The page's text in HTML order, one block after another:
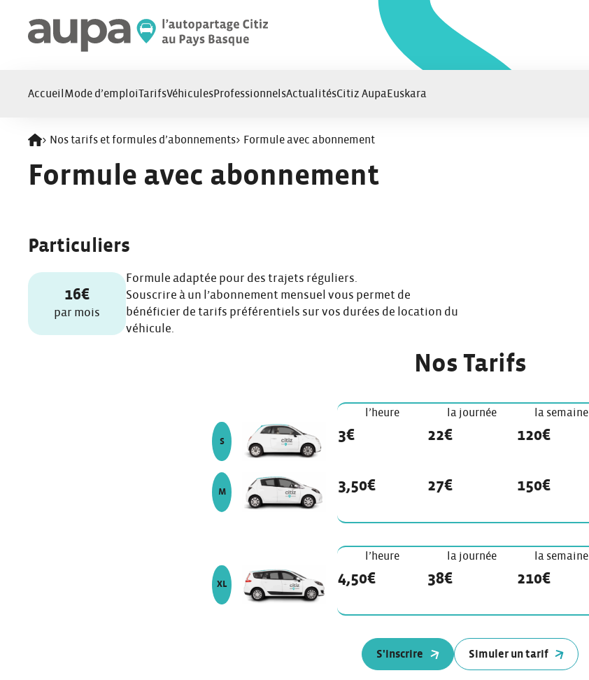
Accueil Mode d’emploiTarifsVéhiculesProfessionnelsActualitésCitiz Aupa Euskara
Retour à l'accueil
> Nos tarifs et formules d’abonnements> Formule avec abonnement
Formule avec abonnement
Particuliers
16€
par mois
Formule adaptée pour des trajets réguliers.
Souscrire à un l’abonnement mensuel vous permet de
bénéficier de tarifs préférentiels sur vos durées de location du
véhicule.
Nos Tarifs
l’heure la journée
la semaine
véhicule de modèle
S 3€ 22€ 120€
véhicule de modèle
M 3,50€ 27€ 150€
l’heure la journée
la semaine
véhicule de modèle
XL 4,50€ 38€ 210€
S'inscrire Simuler un tarif